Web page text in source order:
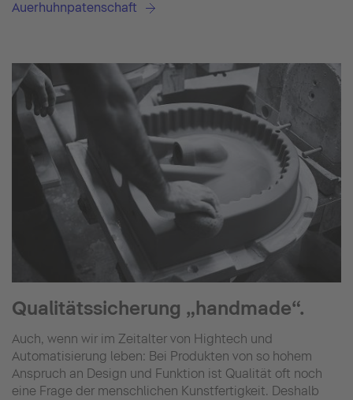
Auerhuhnpatenschaft
Qualitätssicherung „handmade“.
Auch, wenn wir im Zeitalter von Hightech und
Automatisierung leben: Bei Produkten von so hohem
Anspruch an Design und Funktion ist Qualität oft noch
eine Frage der menschlichen Kunstfertigkeit. Deshalb